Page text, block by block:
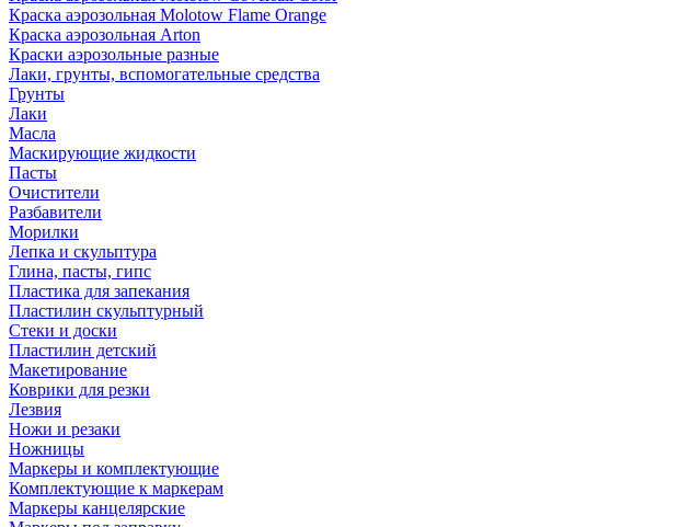
Краска аэрозольная Molotow Flame Orange
Краска аэрозольная Arton
Краски аэрозольные разные
Лаки, грунты, вспомогательные средства
Грунты
Лаки
Масла
Маскирующие жидкости
Пасты
Очистители
Разбавители
Морилки
Лепка и скульптура
Глина, пасты, гипс
Пластика для запекания
Пластилин скульптурный
Стеки и доски
Пластилин детский
Макетирование
Коврики для резки
Лезвия
Ножи и резаки
Ножницы
Маркеры и комплектующие
Комплектующие к маркерам
Маркеры канцелярские